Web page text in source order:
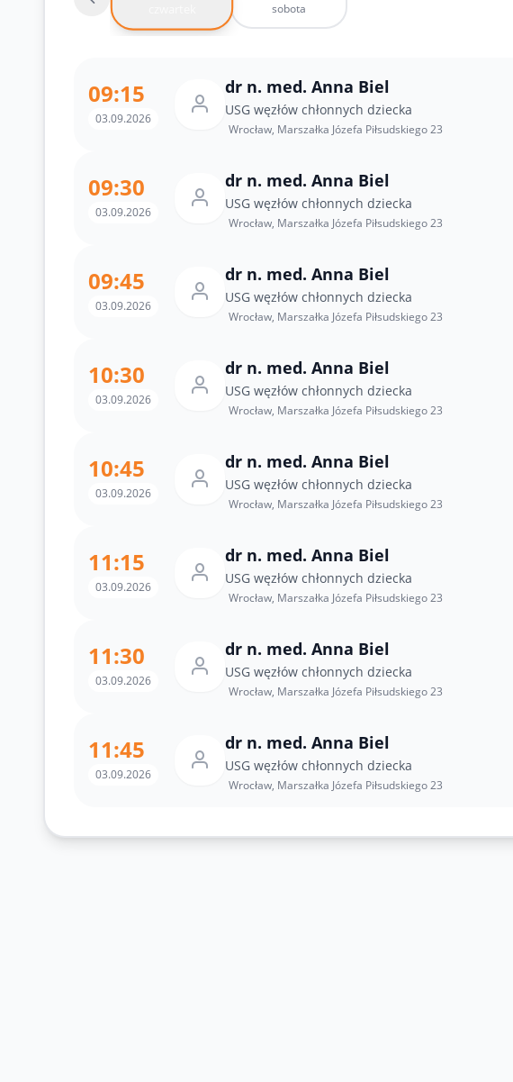
sobota
09:15
03.09.2026
dr n. med. Anna Biel
USG węzłów chłonnych dziecka
Wrocław, Marszałka Józefa Piłsudskiego 23
09:30
03.09.2026
dr n. med. Anna Biel
USG węzłów chłonnych dziecka
Wrocław, Marszałka Józefa Piłsudskiego 23
09:45
03.09.2026
dr n. med. Anna Biel
USG węzłów chłonnych dziecka
Wrocław, Marszałka Józefa Piłsudskiego 23
10:30
03.09.2026
dr n. med. Anna Biel
USG węzłów chłonnych dziecka
Wrocław, Marszałka Józefa Piłsudskiego 23
10:45
03.09.2026
dr n. med. Anna Biel
USG węzłów chłonnych dziecka
Wrocław, Marszałka Józefa Piłsudskiego 23
11:15
03.09.2026
dr n. med. Anna Biel
USG węzłów chłonnych dziecka
Wrocław, Marszałka Józefa Piłsudskiego 23
11:30
03.09.2026
dr n. med. Anna Biel
USG węzłów chłonnych dziecka
Wrocław, Marszałka Józefa Piłsudskiego 23
11:45
03.09.2026
dr n. med. Anna Biel
USG węzłów chłonnych dziecka
Wrocław, Marszałka Józefa Piłsudskiego 23